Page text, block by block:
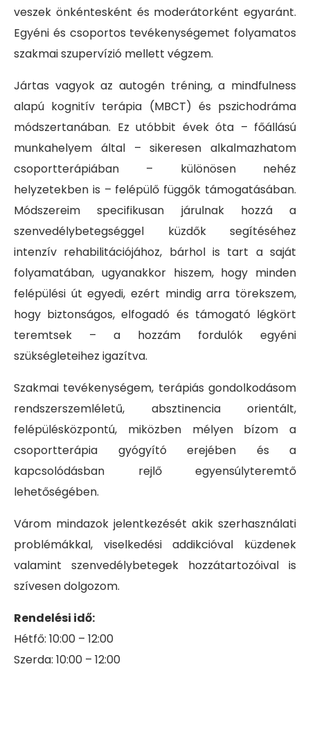
veszek önkéntesként és moderátorként egyaránt.
Egyéni és csoportos tevékenységemet folyamatos
szakmai szupervízió mellett végzem.
Jártas vagyok az autogén tréning, a mindfulness
alapú kognitív terápia (MBCT) és pszichodráma
módszertanában. Ez utóbbit évek óta – főállású
munkahelyem által – sikeresen alkalmazhatom
csoportterápiában – különösen nehéz
helyzetekben is – felépülő függők támogatásában.
Módszereim specifikusan járulnak hozzá a
szenvedélybetegséggel küzdők segítéséhez
intenzív rehabilitációjához, bárhol is tart a saját
folyamatában, ugyanakkor hiszem, hogy minden
felépülési út egyedi, ezért mindig arra törekszem,
hogy biztonságos, elfogadó és támogató légkört
teremtsek – a hozzám fordulók egyéni
szükségleteihez igazítva.
Szakmai tevékenységem, terápiás gondolkodásom
rendszerszemléletű, absztinencia orientált,
felépülésközpontú, miközben mélyen bízom a
csoportterápia gyógyító erejében és a
kapcsolódásban rejlő egyensúlyteremtő
lehetőségében.
Várom mindazok jelentkezését akik szerhasználati
problémákkal, viselkedési addikcióval küzdenek
valamint szenvedélybetegek hozzátartozóival is
szívesen dolgozom.
Rendelési idő:
Hétfő: 10:00 – 12:00
Szerda: 10:00 – 12:00